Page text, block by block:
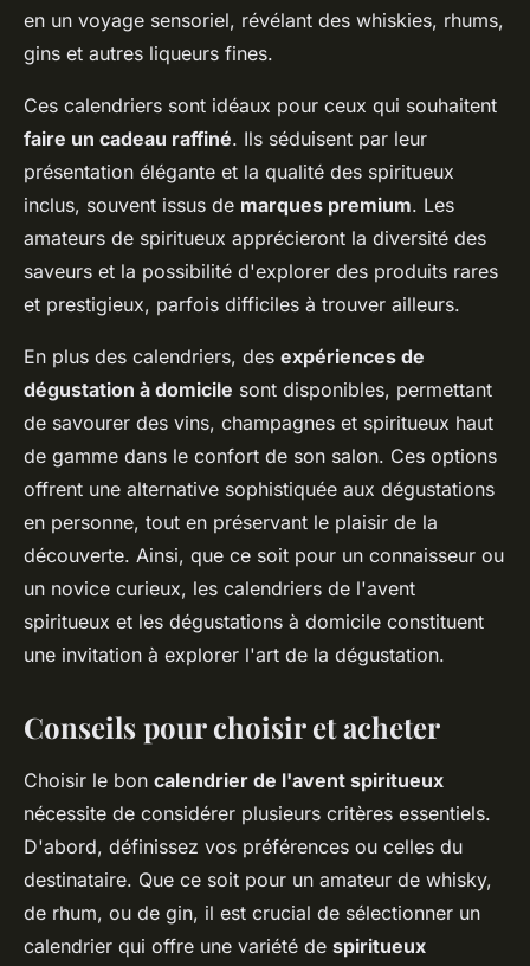
en un voyage sensoriel, révélant des whiskies, rhums,
gins et autres liqueurs fines.
Ces calendriers sont idéaux pour ceux qui souhaitent
faire un cadeau raffiné. Ils séduisent par leur
présentation élégante et la qualité des spiritueux
inclus, souvent issus de marques premium. Les
amateurs de spiritueux apprécieront la diversité des
saveurs et la possibilité d'explorer des produits rares
et prestigieux, parfois difficiles à trouver ailleurs.
En plus des calendriers, des expériences de
dégustation à domicile sont disponibles, permettant
de savourer des vins, champagnes et spiritueux haut
de gamme dans le confort de son salon. Ces options
offrent une alternative sophistiquée aux dégustations
en personne, tout en préservant le plaisir de la
découverte. Ainsi, que ce soit pour un connaisseur ou
un novice curieux, les calendriers de l'avent
spiritueux et les dégustations à domicile constituent
une invitation à explorer l'art de la dégustation.
Conseils pour choisir et acheter
Choisir le bon calendrier de l'avent spiritueux
nécessite de considérer plusieurs critères essentiels.
D'abord, définissez vos préférences ou celles du
destinataire. Que ce soit pour un amateur de whisky,
de rhum, ou de gin, il est crucial de sélectionner un
calendrier qui offre une variété de spiritueux